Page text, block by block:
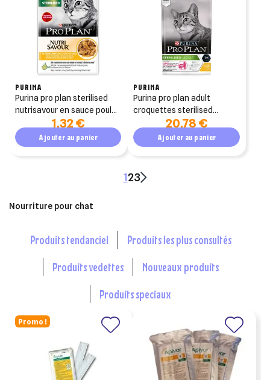
PURINA
purina pro plan sterilised
nutrisavour en sauce poulet
1,32 €
Ajouter au panier
PURINA
purina pro plan adult
croquettes sterilised
optidigest poulet 1.5kg
20,78 €
Ajouter au panier
123
Nourriture pour chat
produits tendanciel
produits les plus consultés
produits vedettes
nouveaux produits
produits speciaux
Promo !